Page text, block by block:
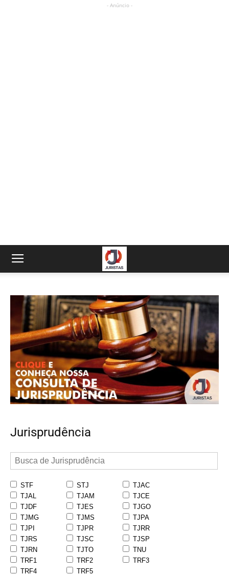
- Anúncio -
Jurisprudência
STF STJ
TJAC
TJAL
TJAM
TJCE
TJDF
TJES
TJGO
TJMG
TJMS
TJPA
TJPI
TJPR
TJRR
TJRS
TJSC
TJSP
TJRN
TJTO
TNU
TRF1
TRF2
TRF3
TRF4
TRF5